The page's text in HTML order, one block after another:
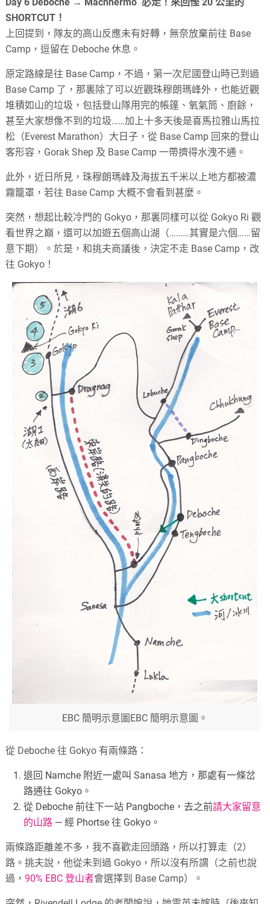
SHORTCUT！
上回提到，隊友的高山反應未有好轉，無奈放棄前往 Base
Camp，逗留在 Deboche 休息。
原定路線是往 Base Camp，不過，第一次尼國登山時已到過
Base Camp 了，那裏除了可以近觀珠穆朗瑪峰外，也能近觀
堆積如山的垃圾，包括登山隊用完的帳篷、氧氣筒、廚餘，
甚至大家想像不到的垃圾……加上十多天後是喜馬拉雅山馬拉
松（Everest Marathon）大日子，從 Base Camp 回來的登山
客形容，Gorak Shep 及 Base Camp 一帶擠得水洩不通。
此外，近日所見，珠穆朗瑪峰及海拔五千米以上地方都被濃
霧籠罩，若往 Base Camp 大概不會看到甚麼。
突然，想起比較冷門的 Gokyo，那裏同樣可以從 Gokyo Ri 觀
看世界之巔，還可以加遊五個高山湖（………其實是六個……留
意下期）。於是，和挑夫商議後，決定不走 Base Camp，改
往 Gokyo！
EBC 簡明示意圖EBC 簡明示意圖。
從 Deboche 往 Gokyo 有兩條路：
退回 Namche 附近一處叫 Sanasa 地方，那處有一條岔
路通往 Gokyo。
從 Deboche 前往下一站 Pangboche，去之前請大家留意
的山路 — 經 Phortse 往 Gokyo。
兩條路距離差不多，我不喜歡走回頭路，所以打算走（2）
路。挑夫說，他從未到過 Gokyo，所以沒有所謂（之前也說
過，90% EBC 登山者會選擇到 Base Camp）。